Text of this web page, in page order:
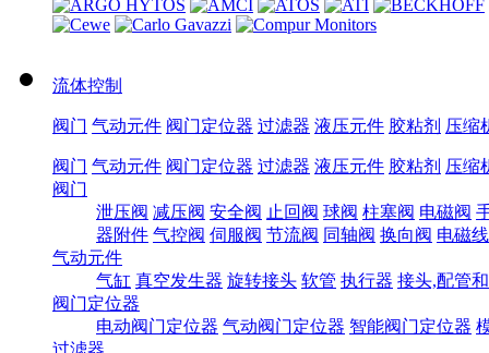
流体控制
阀门 气动元件 阀门定位器 过滤器 液压元件 胶粘剂 压缩
阀门 气动元件 阀门定位器 过滤器 液压元件 胶粘剂 压缩
阀门
泄压阀 减压阀 安全阀 止回阀 球阀 柱塞阀 电磁阀
器附件 气控阀 伺服阀 节流阀 同轴阀 换向阀 电磁
气动元件
气缸 真空发生器 旋转接头 软管 执行器 接头,配管
阀门定位器
电动阀门定位器 气动阀门定位器 智能阀门定位器
过滤器